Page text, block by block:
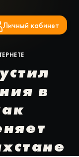
Личный кабинет
в